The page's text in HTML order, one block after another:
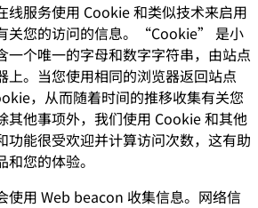
线服务使用 Cookie 和类似技术来启用
关您的访问的信息。“Cookie” 是小
一个唯一的字母和数字字符串，由站点
上。当您使用相同的浏览器返回站点
，从而随着时间的推移收集有关您
其他事项外，我们使用 Cookie 和其他
功能很受欢迎并计算访问次数，这有助
您的体验。
使用 Web beacon 收集信息。网络信